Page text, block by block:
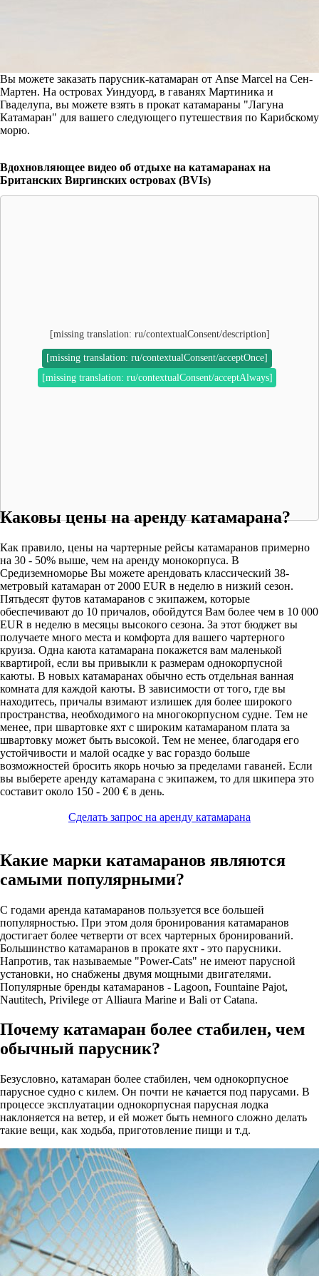
Вы можете заказать парусник-катамаран от Anse Marcel на Сен-
Мартен. На островах Уиндуорд, в гаванях Мартиника и
Гваделупа, вы можете взять в прокат катамараны "Лагуна
Катамаран" для вашего следующего путешествия по Карибскому
морю.
Вдохновляющее видео об отдыхе на катамаранах на
Британских Виргинских островах (BVIs)
[missing translation: ru/contextualConsent/description]
[missing translation: ru/contextualConsent/acceptOnce]
[missing translation: ru/contextualConsent/acceptAlways]
Каковы цены на аренду катамарана?
Как правило, цены на чартерные рейсы катамаранов примерно
на 30 - 50% выше, чем на аренду монокорпуса. В
Средиземноморье Вы можете арендовать классический 38-
метровый катамаран от 2000 EUR в неделю в низкий сезон.
Пятьдесят футов катамаранов с экипажем, которые
обеспечивают до 10 причалов, обойдутся Вам более чем в 10 000
EUR в неделю в месяцы высокого сезона. За этот бюджет вы
получаете много места и комфорта для вашего чартерного
круиза. Одна каюта катамарана покажется вам маленькой
квартирой, если вы привыкли к размерам однокорпусной
каюты. В новых катамаранах обычно есть отдельная ванная
комната для каждой каюты. В зависимости от того, где вы
находитесь, причалы взимают излишек для более широкого
пространства, необходимого на многокорпусном судне. Тем не
менее, при швартовке яхт с широким катамараном плата за
швартовку может быть высокой. Тем не менее, благодаря его
устойчивости и малой осадке у вас гораздо больше
возможностей бросить якорь ночью за пределами гаваней. Если
вы выберете аренду катамарана с экипажем, то для шкипера это
составит около 150 - 200 € в день.
Сделать запрос на аренду катамарана
Какие марки катамаранов являются
самыми популярными?
С годами аренда катамаранов пользуется все большей
популярностью. При этом доля бронирования катамаранов
достигает более четверти от всех чартерных бронирований.
Большинство катамаранов в прокате яхт - это парусники.
Напротив, так называемые "Power-Cats" не имеют парусной
установки, но снабжены двумя мощными двигателями.
Популярные бренды катамаранов - Lagoon, Fountaine Pajot,
Nautitech, Privilege от Alliaura Marine и Bali от Catana.
Почему катамаран более стабилен, чем
обычный парусник?
Безусловно, катамаран более стабилен, чем однокорпусное
парусное судно с килем. Он почти не качается под парусами. В
процессе эксплуатации однокорпусная парусная лодка
наклоняется на ветер, и ей может быть немного сложно делать
такие вещи, как ходьба, приготовление пищи и т.д.